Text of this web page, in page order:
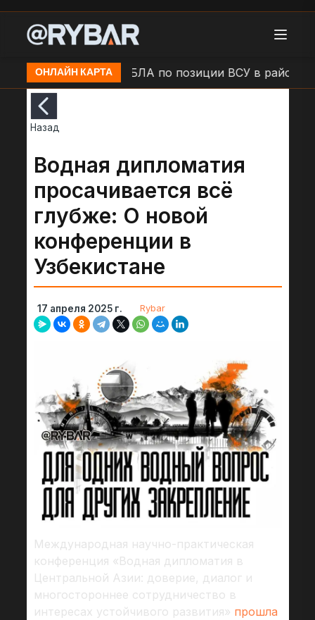
ОНЛАЙН КАРТА
Камыши Удар БЛА по позиции ВСУ в районе н.п.
Назад
Водная дипломатия
просачивается всё
глубже: О новой
конференции в
Узбекистане
17 апреля 2025 г. Rybar
Международная научно-практическая
конференция «Водная дипломатия в
Центральной Азии: доверие, диалог и
многостороннее сотрудничество в
интересах устойчивого развития» прошла